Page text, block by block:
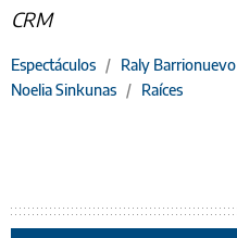
CRM
Espectáculos / Raly Barrionuevo
Noelia Sinkunas / Raíces